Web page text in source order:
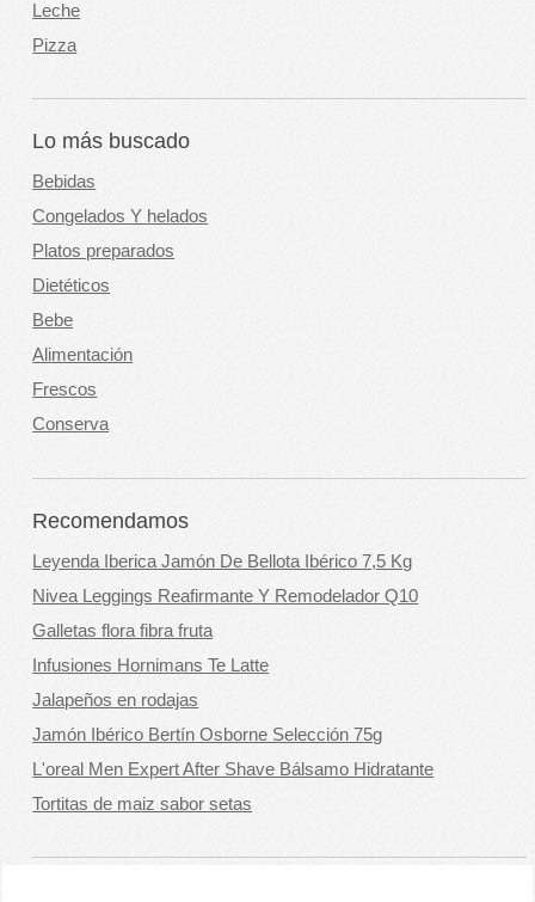
Leche
Pizza
Lo más buscado
Bebidas
Congelados Y helados
Platos preparados
Dietéticos
Bebe
Alimentación
Frescos
Conserva
Recomendamos
Leyenda Iberica Jamón De Bellota Ibérico 7,5 Kg
Nivea Leggings Reafirmante Y Remodelador Q10
Galletas flora fibra fruta
Infusiones Hornimans Te Latte
Jalapeños en rodajas
Jamón Ibérico Bertín Osborne Selección 75g
L'oreal Men Expert After Shave Bálsamo Hidratante
Tortitas de maiz sabor setas